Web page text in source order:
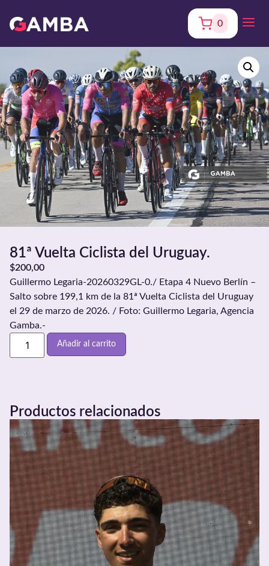
0
81ª Vuelta Ciclista del Uruguay.
$200,00
Guillermo Legaria-20260329GL-0./ Etapa 4 Nuevo Berlín –
Salto sobre 199,1 km de la 81ª Vuelta Ciclista del Uruguay
el 29 de marzo de 2026. / Foto: Guillermo Legaria, Agencia
Gamba.-
Añadir al carrito
Productos relacionados